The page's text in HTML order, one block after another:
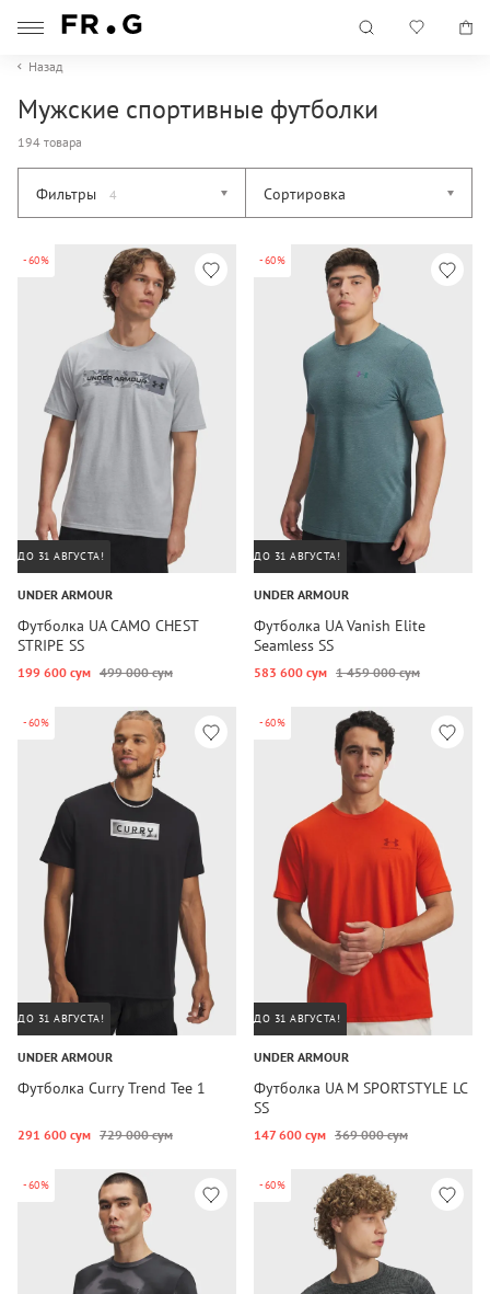
Назад
Мужские спортивные футболки
194 товара
Фильтры 4 Сортировка
-60%
ДО 31 АВГУСТА!
UNDER ARMOUR
Футболка UA CAMO CHEST
STRIPE SS
199 600 сум 499 000 сум
-60%
ДО 31 АВГУСТА!
UNDER ARMOUR
Футболка UA Vanish Elite
Seamless SS
583 600 сум 1 459 000 сум
-60%
ДО 31 АВГУСТА!
UNDER ARMOUR
Футболка Curry Trend Tee 1
291 600 сум 729 000 сум
-60%
ДО 31 АВГУСТА!
UNDER ARMOUR
Футболка UA M SPORTSTYLE LC
SS
147 600 сум 369 000 сум
-60% -60%